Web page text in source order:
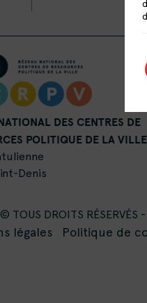
DES CENTRES DE
POLITIQUE DE LA VILLE
Denis
TOUS DROITS RÉSERVÉS -
légales Politique de